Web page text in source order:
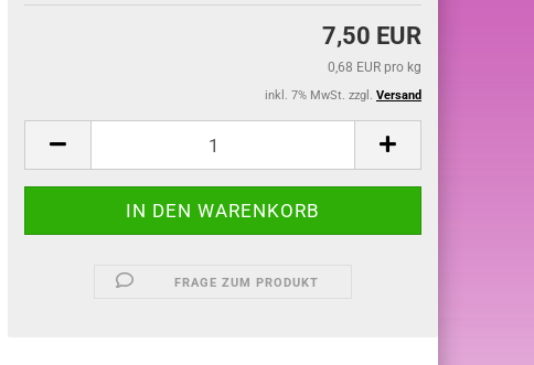
7,50 EUR
0,68 EUR pro kg
inkl. 7% MwSt. zzgl. Versand
FRAGE ZUM PRODUKT